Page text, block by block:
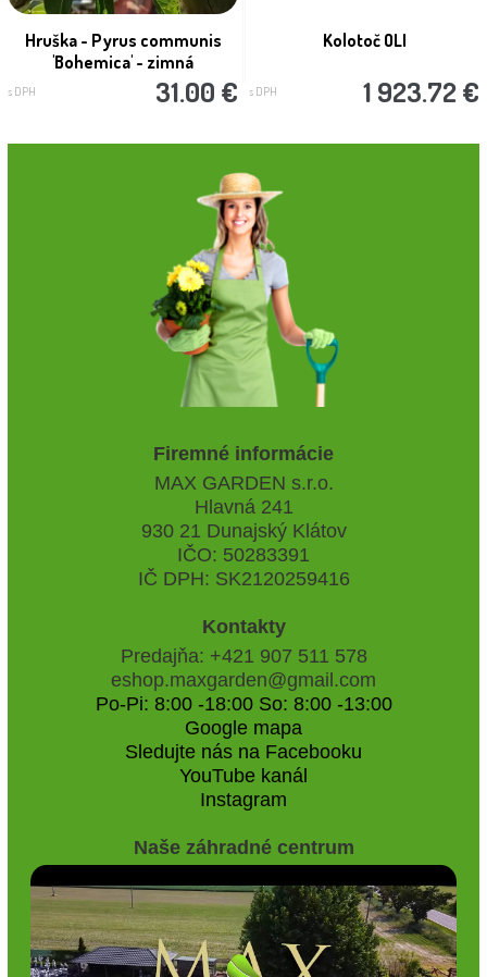
Hruška - Pyrus communis
'Bohemica' - zimná
s DPH 31.00 €
Kolotoč OLI
s DPH 1 923.72 €
Firemné informácie
MAX GARDEN s.r.o.
Hlavná 241
930 21 Dunajský Klátov
IČO: 50283391
IČ DPH: SK2120259416
Kontakty
Predajňa: +421 907 511 578
eshop.maxgarden@gmail.com
Po-Pi: 8:00 -18:00 So: 8:00 -13:00
Google mapa
Sledujte nás na Facebooku
YouTube kanál
Instagram
Naše záhradné centrum